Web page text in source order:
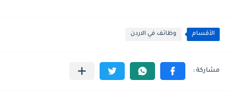
الأقسام وظائف في الاردن